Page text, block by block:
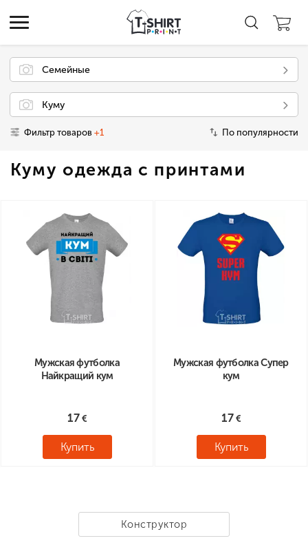
Семейные
Куму
Фильтр товаров +1 По популярности
Куму одежда с принтами
Мужская футболка
Найкращий кум
17
Купить
Мужская футболка Супер
кум
17
Купить
Конструктор